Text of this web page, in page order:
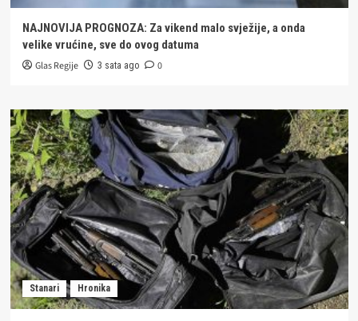
NAJNOVIJA PROGNOZA: Za vikend malo svježije, a onda
velike vrućine, sve do ovog datuma
Glas Regije 3 sata ago 0
Stanari Hronika